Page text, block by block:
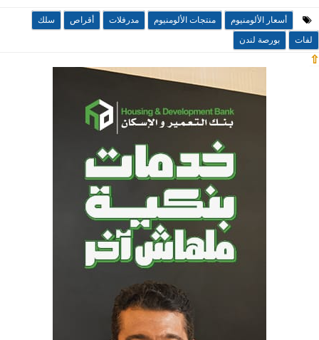
أسعار الألومنيوم منتجات الألومنيوم مدرفلات أقراص
سلك
لفات
بورصة لندن
⇧